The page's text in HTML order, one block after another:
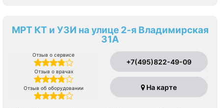
МРТ КТ и УЗИ на улице 2-я Владимирская
31А
Отзыв о сервисе
Отзыв о врачах
Отзыв об оборудовании
+7(495)822-49-09
На карте